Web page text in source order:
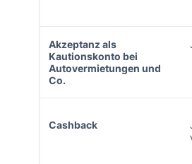
Akzeptanz als
Kautionskonto bei
Autovermietungen und
Co.
Cashback